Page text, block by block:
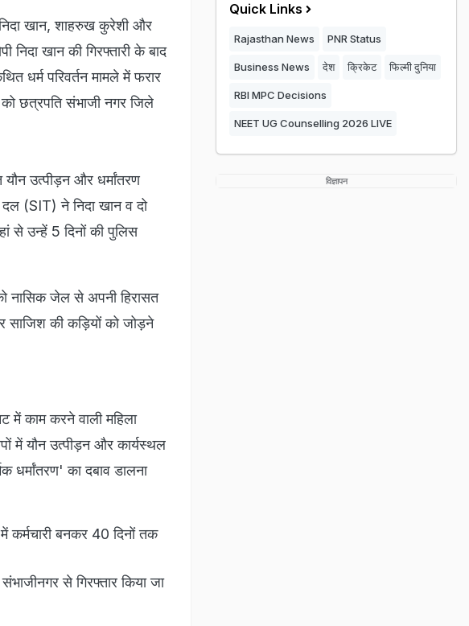
खान, शाहरुख कुरेशी और
खान की गिरफ्तारी के बाद
धर्म परिवर्तन मामले में फरार
छत्रपति संभाजी नगर जिले
उत्पीड़न और धर्मांतरण
(SIT) ने न‍िदा खान व दो
से उन्हें 5 दिनों की पुलिस
नासिक जेल से अपनी हिरासत
साजिश की कड़ियों को जोड़ने
में काम करने वाली महिला
में यौन उत्पीड़न और कार्यस्थल
धर्मांतरण' का दबाव डालना
बनकर 40 दिनों तक
से गिरफ्तार किया जा
Quick Links
Rajasthan News PNR Status
Business News देश क्रिकेट फिल्मी दुनिया
RBI MPC Decisions
NEET UG Counselling 2026 LIVE
विज्ञापन